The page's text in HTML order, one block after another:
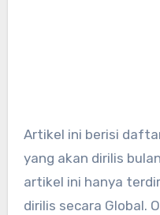
Artikel ini berisi daftar dan jadwal smartphone
yang akan dirilis
artikel ini hanya
dirilis secara Global.